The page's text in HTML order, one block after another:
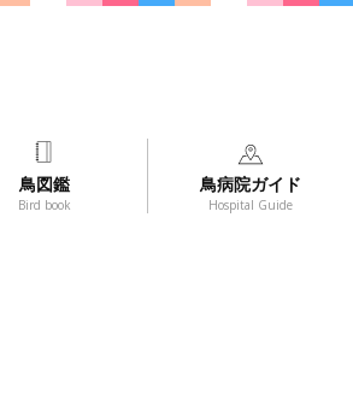
鳥図鑑
Bird book
鳥病院ガイド
Hospital Guide